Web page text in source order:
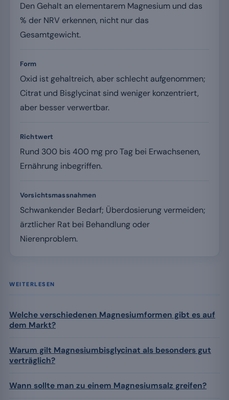
Den Gehalt an elementarem Magnesium und das
% der NRV erkennen, nicht nur das
Gesamtgewicht.
Form
Oxid ist gehaltreich, aber schlecht aufgenommen;
Citrat und Bisglycinat sind weniger konzentriert,
aber besser verwertbar.
Richtwert
Rund 300 bis 400 mg pro Tag bei Erwachsenen,
Ernährung inbegriffen.
Vorsichtsmassnahmen
Schwankender Bedarf; Überdosierung vermeiden;
ärztlicher Rat bei Behandlung oder
Nierenproblem.
WEITERLESEN
Welche verschiedenen Magnesiumformen gibt es auf
dem Markt?
Warum gilt Magnesiumbisglycinat als besonders gut
verträglich?
Wann sollte man zu einem Magnesiumsalz greifen?